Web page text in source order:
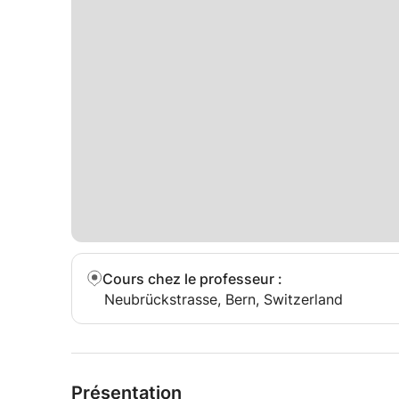
Cours chez le professeur :
Neubrückstrasse, Bern, Switzerland
Présentation